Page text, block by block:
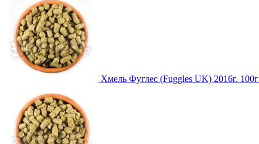
Хмель Фуглес (Fuggles UK) 2016г. 100г